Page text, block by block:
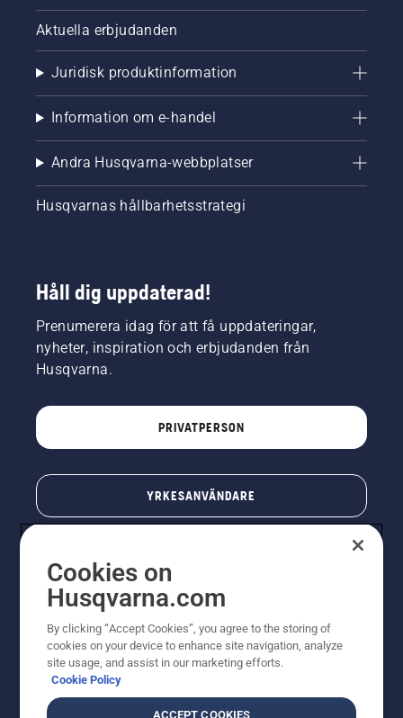
Aktuella erbjudanden
Juridisk produktinformation
Information om e-handel
Andra Husqvarna-webbplatser
Husqvarnas hållbarhetsstrategi
Håll dig uppdaterad!
Prenumerera idag för att få uppdateringar,
nyheter, inspiration och erbjudanden från
Husqvarna.
PRIVATPERSON
YRKESANVÄNDARE
© Husqvarna AB (publ). All rights reserved. Priserna
som visas är rekommenderade cirkapriser. Alla angivna
Cookies on
Husqvarna.com
By clicking “Accept Cookies”, you agree to the storing of
cookies on your device to enhance site navigation, analyze
site usage, and assist in our marketing efforts.
Cookie Policy
ACCEPT COOKIES